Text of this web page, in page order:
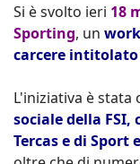
Si è svolto ieri 18
Sporting, un
carcere intitolato
L'iniziativa è stata
sociale della
Tercas e di Sport